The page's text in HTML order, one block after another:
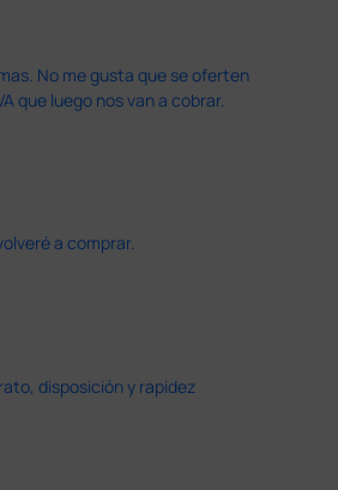
No me gusta que se oferten
que luego nos van a cobrar.
a comprar.
disposición y rapidez